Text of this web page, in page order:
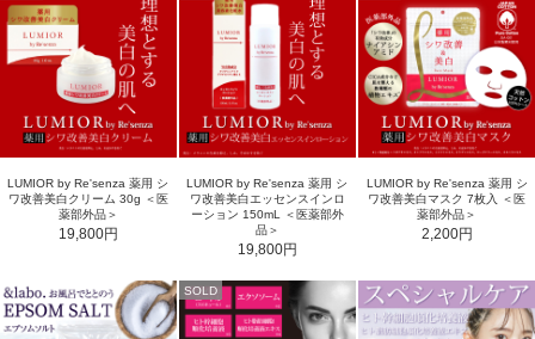
LUMIOR by Re'senza 薬用 シ
ワ改善美白クリーム 30g ＜医
薬部外品＞
19,800円
LUMIOR by Re'senza 薬用 シ
ワ改善美白エッセンスインロ
ーション 150mL ＜医薬部外
品＞
19,800円
LUMIOR by Re'senza 薬用 シ
ワ改善美白マスク 7枚入 ＜医
薬部外品＞
2,200円
SOLD